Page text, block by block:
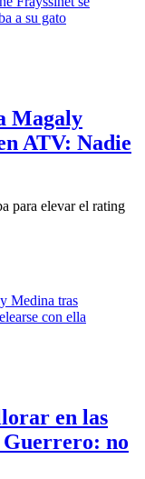
Magaly
ATV: Nadie
para elevar el rating
en las
Guerrero: no